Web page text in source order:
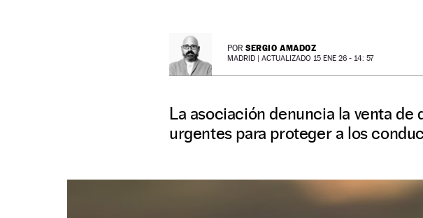
POR SERGIO AMADOZ
MADRID | ACTUALIZADO 15 ENE 26 - 14: 57
La asociación denuncia la venta
urgentes para proteger a los